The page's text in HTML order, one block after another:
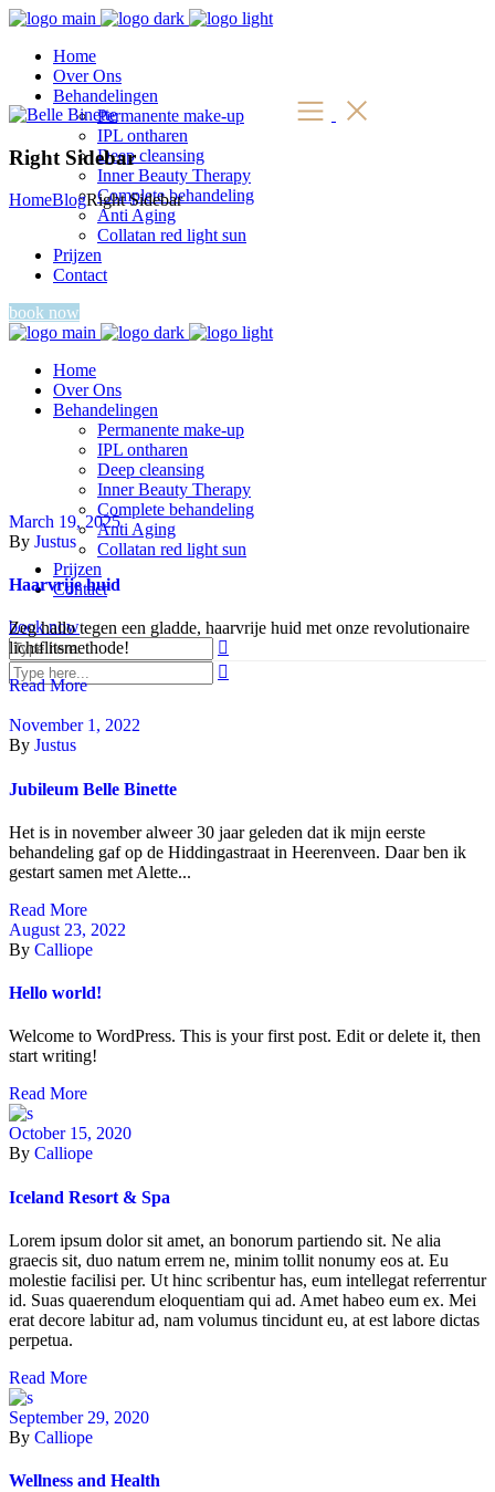
Home
Over Ons
Behandelingen
Permanente make-up
IPL ontharen
Deep cleansing
Inner Beauty Therapy
Complete behandeling
Anti Aging
Collatan red light sun
Prijzen
Contact
book now
Home
Over Ons
Behandelingen
Permanente make-up
IPL ontharen
Deep cleansing
Inner Beauty Therapy
Complete behandeling
Anti Aging
Collatan red light sun
Prijzen
Contact
book now
Right Sidebar
HomeBlogRight Sidebar
March 19, 2025
By Justus
Haarvrije huid
Zeg hallo tegen een gladde, haarvrije huid met onze revolutionaire
lichtflitsmethode!
Read More
November 1, 2022
By Justus
Jubileum Belle Binette
Het is in november alweer 30 jaar geleden dat ik mijn eerste
behandeling gaf op de Hiddingastraat in Heerenveen. Daar ben ik
gestart samen met Alette...
Read More
August 23, 2022
By Calliope
Hello world!
Welcome to WordPress. This is your first post. Edit or delete it, then
start writing!
Read More
October 15, 2020
By Calliope
Iceland Resort & Spa
Lorem ipsum dolor sit amet, an bonorum partiendo sit. Ne alia
graecis sit, duo natum errem ne, minim tollit nonumy eos at. Eu
molestie facilisi per. Ut hinc scribentur has, eum intellegat referrentur
id. Suas quaerendum eloquentiam qui ad. Amet habeo eum ex. Mei
erat decore labitur ad, nam volumus tincidunt eu, at est labore dictas
perpetua.
Read More
September 29, 2020
By Calliope
Wellness and Health